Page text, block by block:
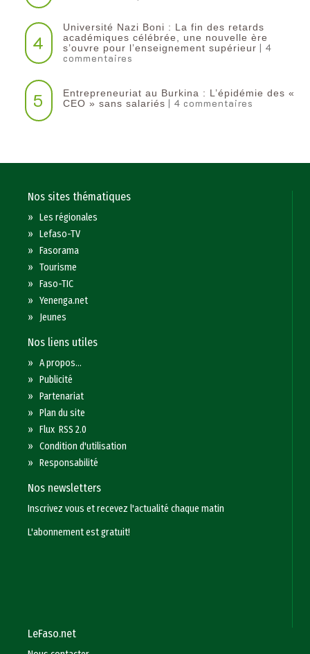
4
Université Nazi Boni : La fin des retards
académiques célébrée, une nouvelle ère
s’ouvre pour l’enseignement supérieur | 4
commentaires
5
Entrepreneuriat au Burkina : L’épidémie des «
CEO » sans salariés | 4 commentaires
Nos sites thématiques
»Les régionales
»Lefaso-TV
»Fasorama
»Tourisme
»Faso-TIC
»Yenenga.net
» Jeunes
Nos liens utiles
»A propos...
»Publicité
»Partenariat
»Plan du site
»Flux RSS 2.0
»Condition d'utilisation
»Responsabilité
Nos newsletters
Inscrivez vous et recevez l'actualité chaque matin
L'abonnement est gratuit!
LeFaso.net